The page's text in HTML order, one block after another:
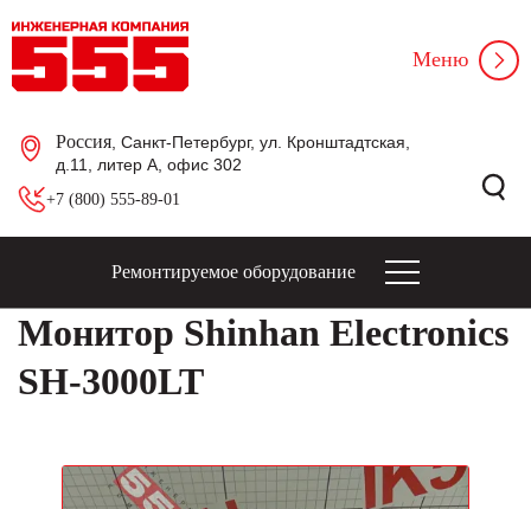
Россия , Санкт-Петербург, ул. Кронштадтская,
д.11, литер А, офис 302
+7 (800) 555-89-01
Меню
Ремонтируемое оборудование
Монитор Shinhan Electronics
SH-3000LT